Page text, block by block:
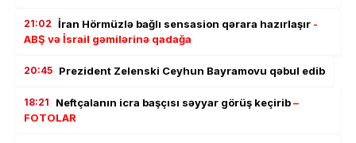
21:02 İran Hörmüzlə bağlı sensasion qərara hazırlaşır -
ABŞ və İsrail gəmilərinə qadağa
20:45 Prezident Zelenski Ceyhun Bayramovu qəbul edib
18:21 Neftçalanın icra başçısı səyyar görüş keçirib–
FOTOLAR